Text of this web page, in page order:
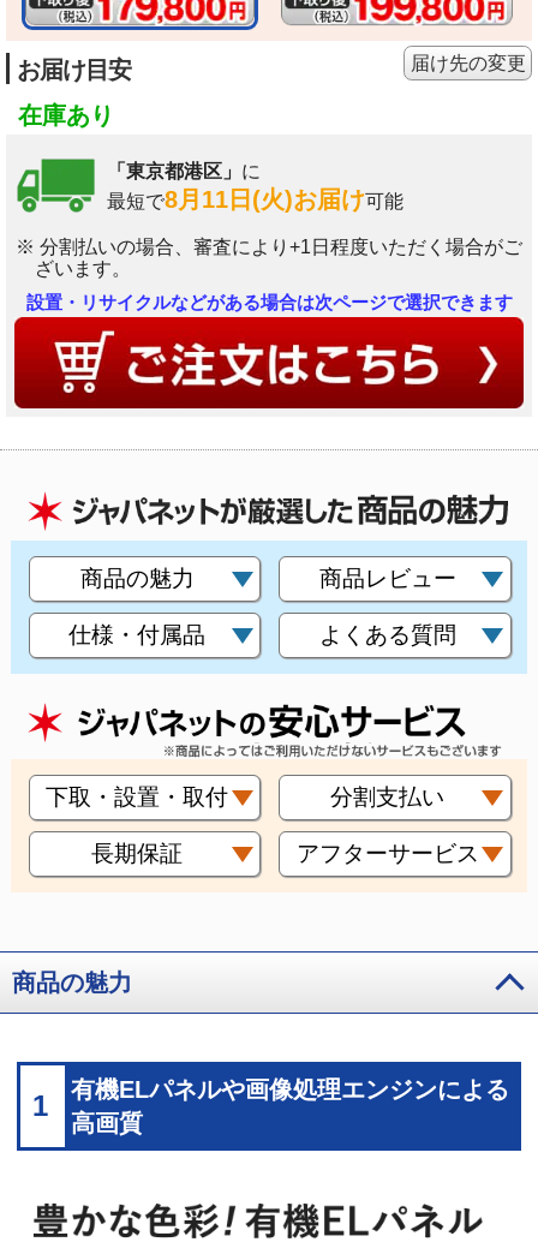
お届け目安
在庫あり
「東京都港区」 に
最短で8月11日(火)お届け可能
※ 分割払いの場合、審査により+1日程度いただく場合がご
ざいます。
届け先の変更
設置・リサイクルなどがある場合は次ページで選択できます
商品の魅力 商品レビュー
仕様・付属品 よくある質問
下取・設置・取付 分割支払い
長期保証 アフターサービス
商品の魅力
1
有機ELパネルや画像処理エンジンによる
高画質